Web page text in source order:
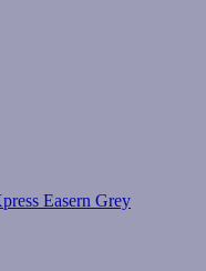
Easern Grey